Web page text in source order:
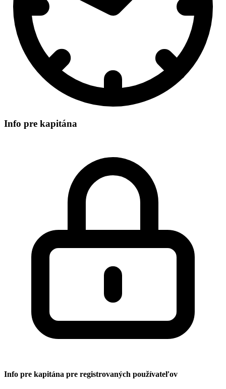
Info pre kapitána
Info pre kapitána pre registrovaných používateľov